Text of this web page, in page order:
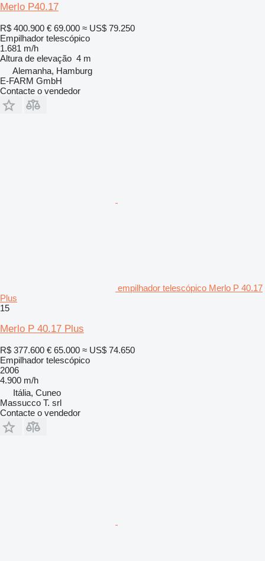
Merlo P40.17
R$ 400.900 € 69.000 ≈ US$ 79.250
Empilhador telescópico
1.681 m/h
Altura de elevação 4 m
Alemanha, Hamburg
E-FARM GmbH
Contacte o vendedor
empilhador telescópico Merlo P 40.17
Plus
15
Merlo P 40.17 Plus
R$ 377.600 € 65.000 ≈ US$ 74.650
Empilhador telescópico
2006
4.900 m/h
Itália, Cuneo
Massucco T. srl
Contacte o vendedor